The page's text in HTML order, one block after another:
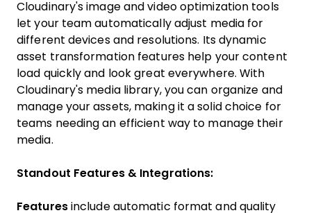
Cloudinary's image and video optimization tools
let your team automatically adjust media for
different devices and resolutions. Its dynamic
asset transformation features help your content
load quickly and look great everywhere. With
Cloudinary's media library, you can organize and
manage your assets, making it a solid choice for
teams needing an efficient way to manage their
media.
Standout Features & Integrations:
Featuresinclude automatic format and quality